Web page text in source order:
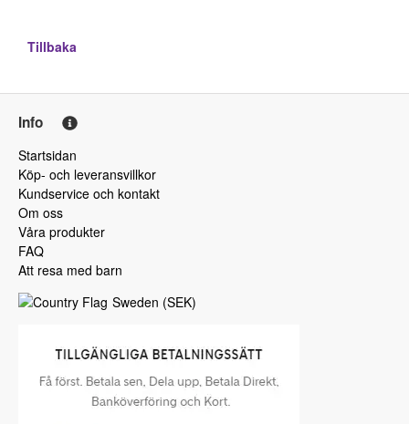
Tillbaka
Info
Startsidan
Köp- och leveransvillkor
Kundservice och kontakt
Om oss
Våra produkter
FAQ
Att resa med barn
Sweden (SEK)